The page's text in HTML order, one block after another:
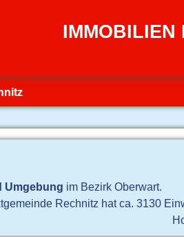
IMMOBILIEN
Umgebung im Bezirk Oberwart.
Rechnitz hat ca. 3130